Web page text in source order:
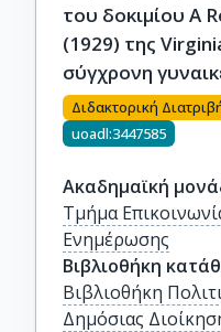
του δοκιμίου Α
(1929) της Virginia Woolf για τη
σύγχρονη
Διδακτορική
uoadl:3447585
Ακαδημαϊκή
Τμήμα
Ενημέρωσης
Βιβλιοθήκη
Βιβλιοθήκη
Δημόσιας